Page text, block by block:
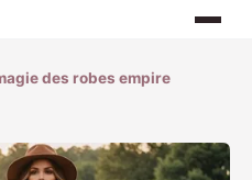
des robes empire